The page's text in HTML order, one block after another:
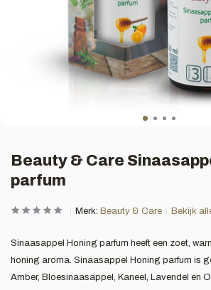
Beauty & Care
parfum
Merk: Beauty & Care Bekijk
Sinaasappel Honing parfum heeft een zoet,
honing aroma. Sinaasappel Honing parfum is
Amber, Bloesinaasappel, Kaneel, Lavendel en